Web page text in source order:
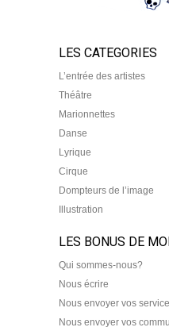
LES CATEGORIES
L’entrée des artistes
Théâtre
Marionnettes
Danse
Lyrique
Cirque
Dompteurs de l’image
Illustration
LES BONUS DE
Qui sommes-nous?
Nous écrire
Nous envoyer vos
Nous envoyer vos